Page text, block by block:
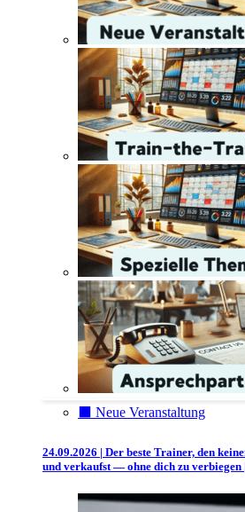
⬛️ Neue Veranstaltung
24.09.2026 | Der beste Trainer, den
und verkaufst — ohne dich zu verbiegen